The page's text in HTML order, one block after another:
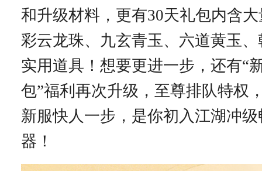
和升级材料，更有30天礼包内含
彩云龙珠、九玄青玉、六道黄玉
实用道具！想要更进一步，还有“
包”福利再次升级，至尊排队特权
新服快人一步，是你初入江湖冲
器！